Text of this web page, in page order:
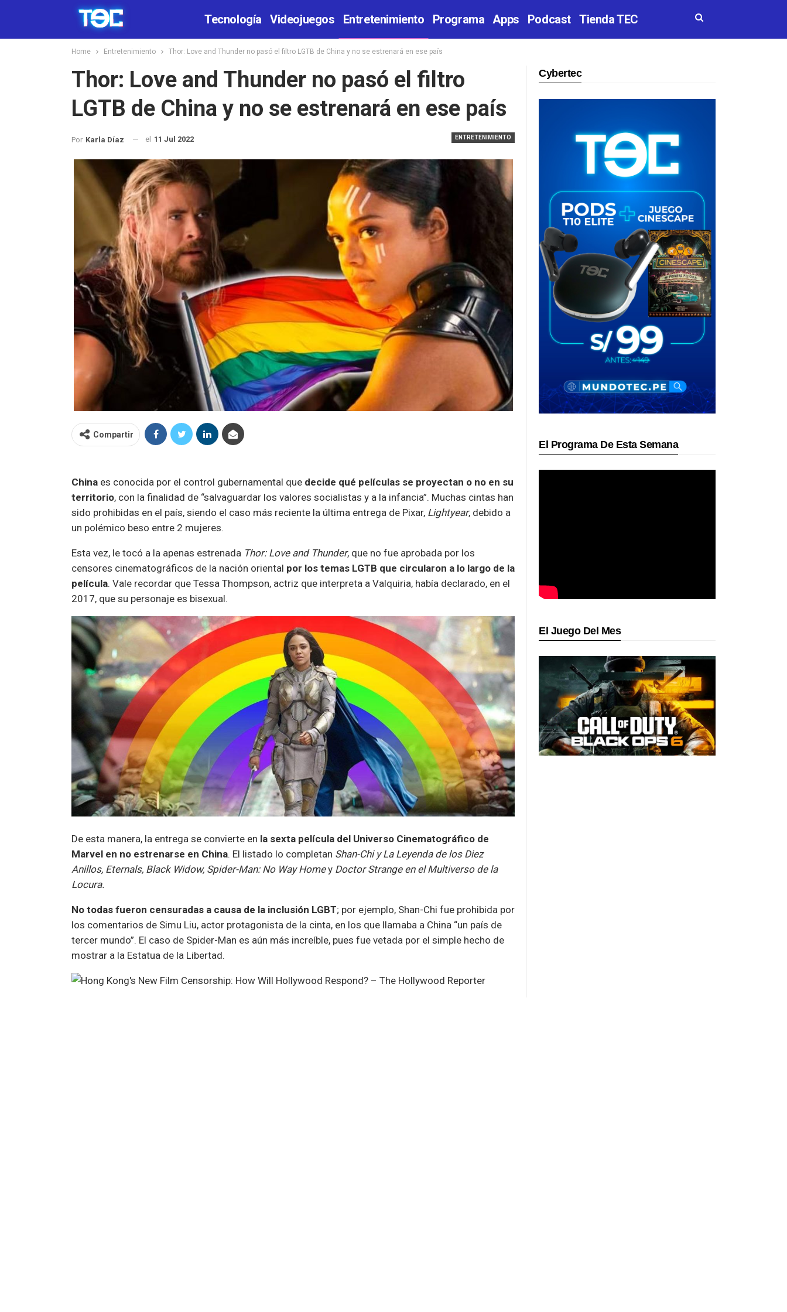
Tecnología Videojuegos Entretenimiento Programa Apps Podcast Tienda TEC
Home Entretenimiento Thor: Love and Thunder no pasó el filtro LGTB de China y no se estrenará en ese país
Thor: Love and Thunder no pasó el filtro
LGTB de China y no se estrenará en ese país
ENTRETENIMIENTO
Por Karla Díaz el 11 Jul 2022
Compartir
China es conocida por el control gubernamental que decide qué películas se proyectan o no en su
territorio, con la finalidad de “salvaguardar los valores socialistas y a la infancia”. Muchas cintas han
sido prohibidas en el país, siendo el caso más reciente la última entrega de Pixar, Lightyear, debido a
un polémico beso entre 2 mujeres.
Esta vez, le tocó a la apenas estrenada Thor: Love and Thunder, que no fue aprobada por los
censores cinematográficos de la nación oriental por los temas LGTB que circularon a lo largo de la
película. Vale recordar que Tessa Thompson, actriz que interpreta a Valquiria, había declarado, en el
2017, que su personaje es bisexual.
De esta manera, la entrega se convierte en la sexta película del Universo Cinematográfico de
Marvel en no estrenarse en China. El listado lo completan Shan-Chi y La Leyenda de los Diez
Anillos, Eternals, Black Widow, Spider-Man: No Way Homey Doctor Strange en el Multiverso de la
Locura.
No todas fueron censuradas a causa de la inclusión LGBT; por ejemplo, Shan-Chi fue prohibida por
los comentarios de Simu Liu, actor protagonista de la cinta, en los que llamaba a China “un país de
tercer mundo”. El caso de Spider-Man es aún más increíble, pues fue vetada por el simple hecho de
mostrar a la Estatua de la Libertad.
Cybertec
El Programa De Esta Semana
El Juego Del Mes